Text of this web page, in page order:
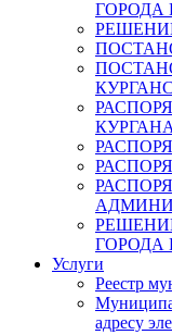
ГОРОДА
КУРГАНА
ГОРОДА
Услуги
Реестр
адресу